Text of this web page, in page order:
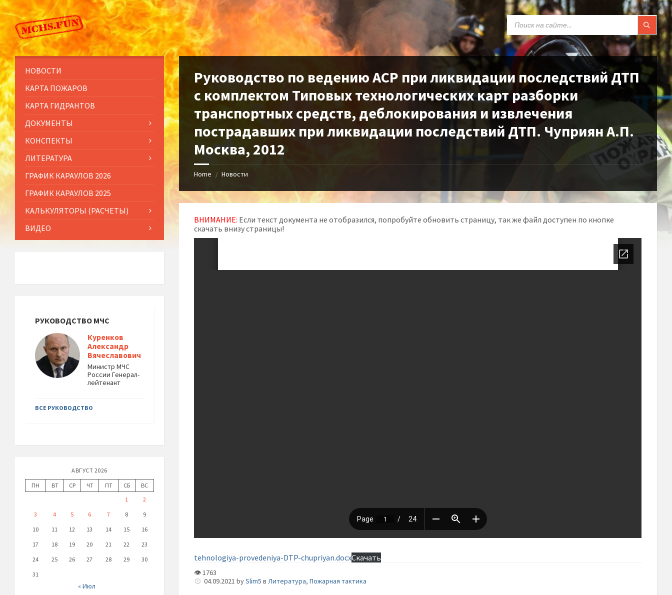
Skip
to
content
Skip
to
left
sidebar
Skip
to
footer
SEARCH:
Руководство по ведению АСР при ликвидации последствий ДТП
с комплектом Типовых технологических карт разборки
транспортных средств, деблокирования и извлечения
пострадавших при ликвидации последствий ДТП. Чуприян А.П.
Москва, 2012
Home / Новости
ВНИМАНИЕ: Если текст документа не отобразился, попробуйте обновить страницу, так же файл доступен по кнопке
скачать внизу страницы!
tehnologiya-provedeniya-DTP-chupriyan.docxСкачать
👁 1763
04.09.2021bySlim5 вЛитература,Пожарная тактика
НОВОСТИ
КАРТА ПОЖАРОВ
КАРТА ГИДРАНТОВ
ДОКУМЕНТЫ
КОНСПЕКТЫ
ЛИТЕРАТУРА
ГРАФИК КАРАУЛОВ 2026
ГРАФИК КАРАУЛОВ 2025
КАЛЬКУЛЯТОРЫ (РАСЧЕТЫ)
ВИДЕО
РУКОВОДСТВО МЧС
Куренков
Александр
Вячеславович
Министр МЧС
России Генерал-
лейтенант
ВСЕ РУКОВОДСТВО
АВГУСТ 2026
ПН
ВТ СР ЧТ ПТ СБ
ВС
1
2
3
4 5 6 7 8
9
10
11 12 13 14 15
16
17
18 19 20 21 22
23
24
25 26 27 28 29
30
31
« Июл